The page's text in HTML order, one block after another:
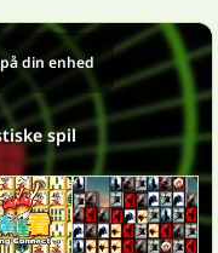
din enhed
spil